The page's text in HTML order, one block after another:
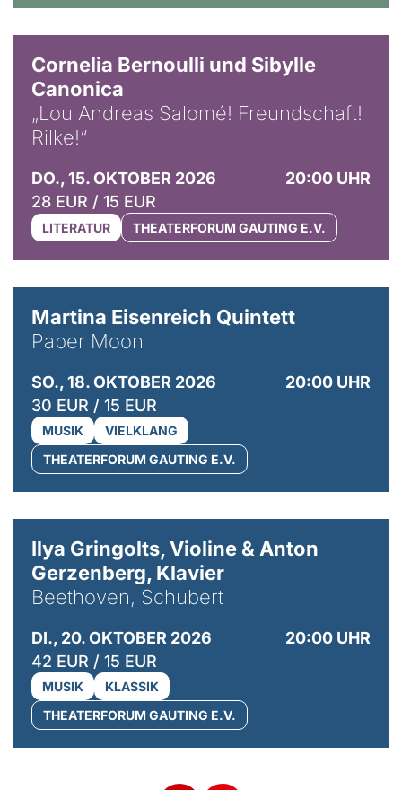
Cornelia Bernoulli und Sibylle
Canonica
„Lou Andreas Salomé! Freundschaft!
Rilke!“
DO., 15. OKTOBER 2026
20:00 UHR
28 EUR / 15 EUR
LITERATUR THEATERFORUM GAUTING E.V.
Martina Eisenreich Quintett
Paper Moon
SO., 18. OKTOBER 2026
20:00 UHR
30 EUR / 15 EUR
MUSIK
VIELKLANG
THEATERFORUM GAUTING E.V.
Ilya Gringolts, Violine & Anton
Gerzenberg, Klavier
Beethoven, Schubert
DI., 20. OKTOBER 2026
20:00 UHR
42 EUR / 15 EUR
MUSIK
KLASSIK
THEATERFORUM GAUTING E.V.